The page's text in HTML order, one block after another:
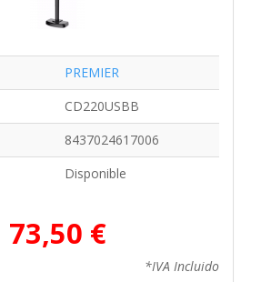
PREMIER
CD220USBB
8437024617006
Disponible
73,50 €
*IVA Incluido